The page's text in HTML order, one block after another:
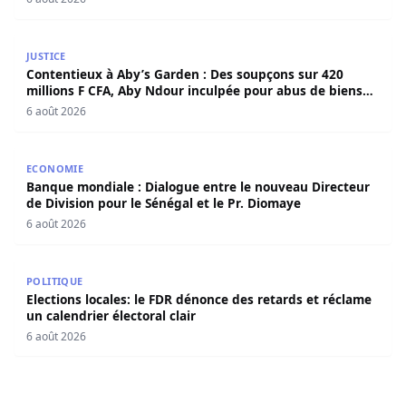
JUSTICE
Contentieux à Aby’s Garden : Des soupçons sur 420
millions F CFA, Aby Ndour inculpée pour abus de biens
sociaux
6 août 2026
ECONOMIE
Banque mondiale : Dialogue entre le nouveau Directeur
de Division pour le Sénégal et le Pr. Diomaye
6 août 2026
POLITIQUE
Elections locales: le FDR dénonce des retards et réclame
un calendrier électoral clair
6 août 2026